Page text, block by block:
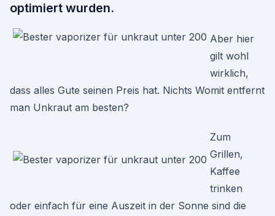
optimiert wurden.
Aber hier
gilt wohl
wirklich,
dass alles Gute seinen Preis hat. Nichts Womit entfernt
man Unkraut am besten?
Zum
Grillen,
Kaffee
trinken
oder einfach für eine Auszeit in der Sonne sind die